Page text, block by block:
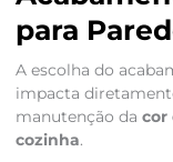
para
A escolha do
impacta
manutenção da cor
cozinha.